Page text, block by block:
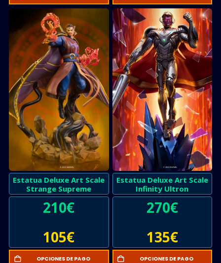
Estatua Deluxe Art Scale
Strange Supreme
210€
105€
OPCIONES DE PAGO
Estatua Deluxe Art Scale
Infinity Ultron
270€
135€
OPCIONES DE PAGO